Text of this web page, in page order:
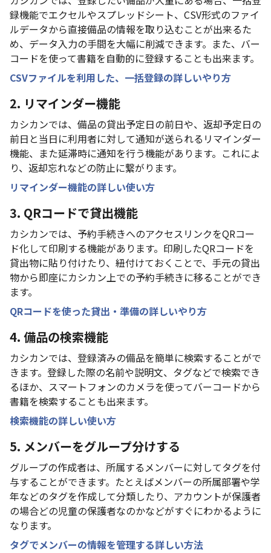
録機能でエクセルやスプレッドシート、CSV形式のファイ
ルデータから直接備品の情報を取り込むことが出来るた
め、データ入力の手間を大幅に削減できます。また、バー
コードを使って書籍を自動的に登録することも出来ます。
CSVファイルを利用した、一括登録の詳しいやり方
2. リマインダー機能
カシカンでは、備品の貸出予定日の前日や、返却予定日の
前日と当日に利用者に対して通知が送られるリマインダー
機能、また延滞時に通知を行う機能があります。これによ
り、返却忘れなどの防止に繋がります。
リマインダー機能の詳しい使い方
3. QRコードで貸出機能
カシカンでは、予約手続きへのアクセスリンクをQRコー
ド化して印刷する機能があります。印刷したQRコードを
貸出物に貼り付けたり、紐付けておくことで、手元の貸出
物から即座にカシカン上での予約手続きに移ることができ
ます。
QRコードを使った貸出・準備の詳しいやり方
4. 備品の検索機能
カシカンでは、登録済みの備品を簡単に検索することがで
きます。登録した際の名前や説明文、タグなどで検索でき
るほか、スマートフォンのカメラを使ってバーコードから
書籍を検索することも出来ます。
検索機能の詳しい使い方
5. メンバーをグループ分けする
グループの作成者は、所属するメンバーに対してタグを付
与することができます。たとえばメンバーの所属部署や学
年などのタグを作成して分類したり、アカウントが保護者
の場合どの児童の保護者なのかなどがすぐにわかるように
なります。
タグでメンバーの情報を管理する詳しい方法